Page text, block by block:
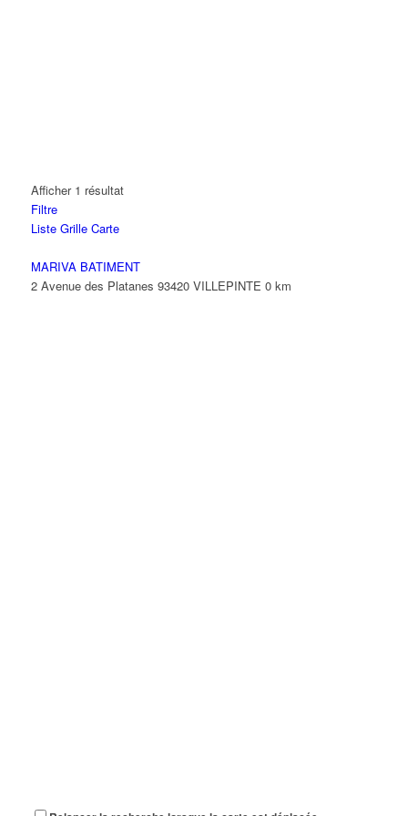
Afficher 1 résultat
Filtre
Liste Grille Carte
MARIVA BATIMENT
2 Avenue des Platanes 93420 VILLEPINTE 0 km